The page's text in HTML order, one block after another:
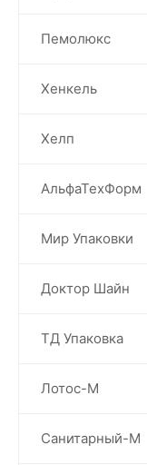
Пемолюкс
Хенкель
Хелп
АльфаТехФорм
Мир Упаковки
Доктор Шайн
ТД Упаковка
Лотос-М
Санитарный-М